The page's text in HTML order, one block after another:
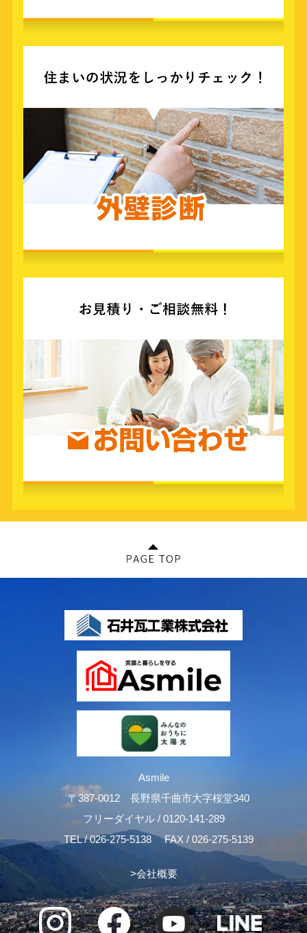
Asmile
〒387-0012 長野県千曲市大字桜堂340
フリーダイヤル / 0120-141-289
TEL /026-275-5138 FAX / 026-275-5139
>会社概要